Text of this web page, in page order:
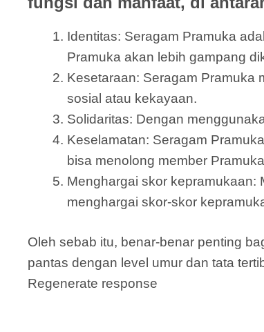
Identitas: Seragam Pramuka
Pramuka akan lebih gampang
Kesetaraan: Seragam Pramuka
sosial atau kekayaan.
Solidaritas: Dengan
Keselamatan: Seragam
bisa menolong member
Menghargai skor kepramukaan:
menghargai skor-skor
Oleh sebab itu, benar-benar penting
pantas dengan level umur dan tata
Regenerate response